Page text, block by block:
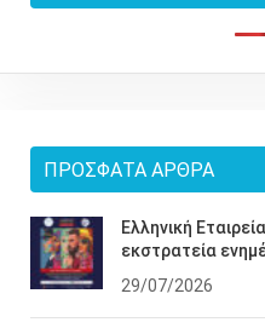
ΠΡΌΣΦΑΤΑ ΆΡΘΡΑ
Ελληνική
εκστρατεία
29/07/2026